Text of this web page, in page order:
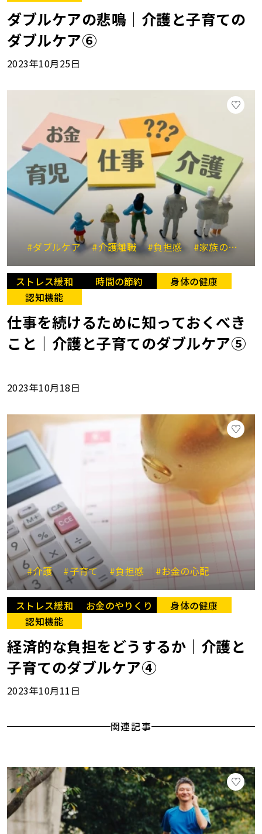
ダブルケアの悲鳴｜介護と子育ての
ダブルケア⑥
2023年10月25日
#ダブルケア #介護離職 #負担感 #家族の理解
ストレス緩和 時間の節約
身体の健康
認知機能
仕事を続けるために知っておくべき
こと｜介護と子育てのダブルケア⑤
2023年10月18日
#介護 #子育て #負担感 #お金の心配
ストレス緩和 お金のやりくり
身体の健康
認知機能
経済的な負担をどうするか｜介護と
子育てのダブルケア④
2023年10月11日
関連記事